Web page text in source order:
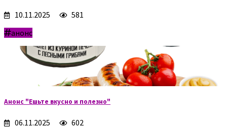
10.11.2025
581
анонс
Анонс "Ешьте вкусно и полезно"
06.11.2025
602